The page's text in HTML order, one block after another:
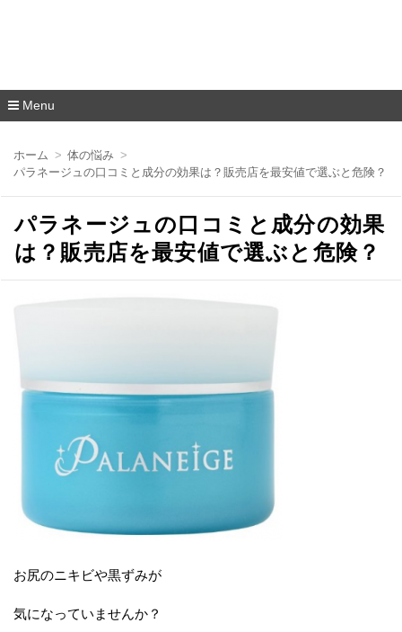
Menu
ホーム
体の悩み
パラネージュの口コミと成分の効果は？販売店を最安値で選ぶと危険？
パラネージュの口コミと成分の効果
は？販売店を最安値で選ぶと危険？
お尻のニキビや黒ずみが
気になっていませんか？